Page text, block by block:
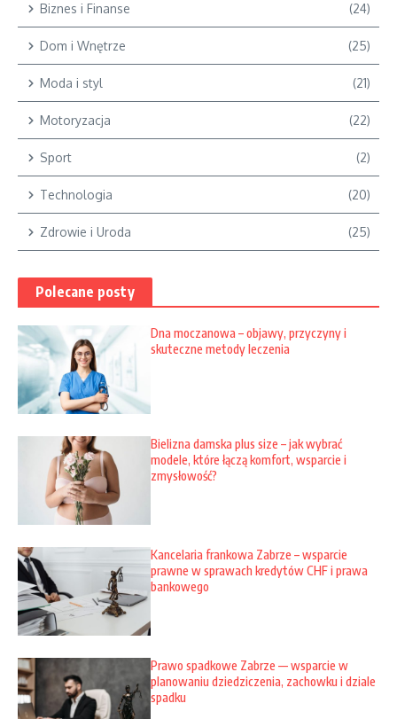
Biznes i Finanse (24)
Dom i Wnętrze (25)
Moda i styl (21)
Motoryzacja (22)
Sport (2)
Technologia (20)
Zdrowie i Uroda (25)
Polecane posty
Dna moczanowa – objawy, przyczyny i
skuteczne metody leczenia
Bielizna damska plus size – jak wybrać
modele, które łączą komfort, wsparcie i
zmysłowość?
Kancelaria frankowa Zabrze – wsparcie
prawne w sprawach kredytów CHF i prawa
bankowego
Prawo spadkowe Zabrze — wsparcie w
planowaniu dziedziczenia, zachowku i dziale
spadku